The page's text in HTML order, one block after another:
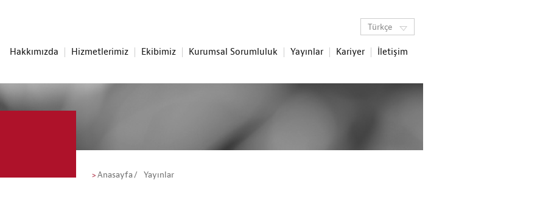
Türkçe
Hakkımızda Hizmetlerimiz Ekibimiz Kurumsal Sorumluluk Yayınlar Kariyer İletişim
Anasayfa Yayınlar